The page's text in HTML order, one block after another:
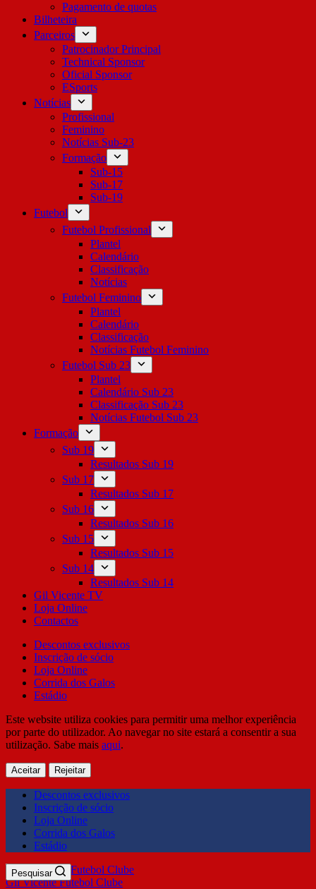
Pagamento de quotas
Bilheteira
Parceiros
Patrocinador Principal
Technical Sponsor
Oficial Sponsor
ESports
Notícias
Profissional
Feminino
Notícias Sub-23
Formação
Sub-15
Sub-17
Sub-19
Futebol
Futebol Profissional
Plantel
Calendário
Classificação
Notícias
Futebol Feminino
Plantel
Calendário
Classificação
Notícias Futebol Feminino
Futebol Sub 23
Plantel
Calendário Sub 23
Classificação Sub 23
Notícias Futebol Sub 23
Formação
Sub 19
Resultados Sub 19
Sub 17
Resultados Sub 17
Sub 16
Resultados Sub 16
Sub 15
Resultados Sub 15
Sub 14
Resultados Sub 14
Gil Vicente TV
Loja Online
Contactos
Descontos exclusivos
Inscrição de sócio
Loja Online
Corrida dos Galos
Estádio
Este website utiliza cookies para permitir uma melhor experiência
por parte do utilizador. Ao navegar no site estará a consentir a sua
utilização. Sabe mais aqui.
Aceitar Rejeitar
Descontos exclusivos
Inscrição de sócio
Loja Online
Corrida dos Galos
Estádio
Gil Vicente Futebol Clube
Pesquisar